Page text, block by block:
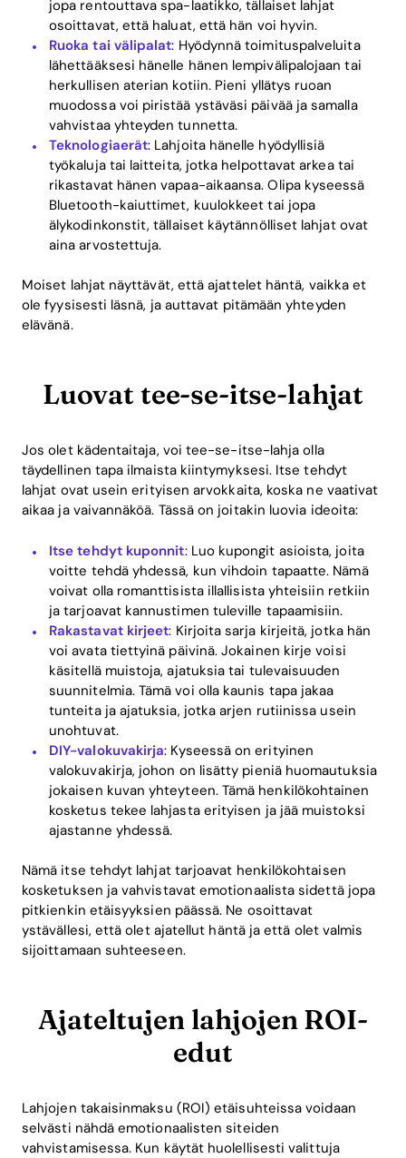
Home
jopa rentouttava spa-laatikko, tällaiset lahjat
osoittavat, että haluat, että hän voi hyvin.
Ruoka tai välipalat: Hyödynnä toimituspalveluita
lähettääksesi hänelle hänen lempivälipalojaan tai
herkullisen aterian kotiin. Pieni yllätys ruoan
muodossa voi piristää ystäväsi päivää ja samalla
vahvistaa yhteyden tunnetta.
Teknologiaerät: Lahjoita hänelle hyödyllisiä
työkaluja tai laitteita, jotka helpottavat arkea tai
rikastavat hänen vapaa-aikaansa. Olipa kyseessä
Bluetooth-kaiuttimet, kuulokkeet tai jopa
älykodinkonstit, tällaiset käytännölliset lahjat ovat
aina arvostettuja.
Moiset lahjat näyttävät, että ajattelet häntä, vaikka et
ole fyysisesti läsnä, ja auttavat pitämään yhteyden
elävänä.
Luovat tee-se-itse-lahjat
Jos olet kädentaitaja, voi tee-se-itse-lahja olla
täydellinen tapa ilmaista kiintymyksesi. Itse tehdyt
lahjat ovat usein erityisen arvokkaita, koska ne vaativat
aikaa ja vaivannäköä. Tässä on joitakin luovia ideoita:
Itse tehdyt kuponnit: Luo kupongit asioista, joita
voitte tehdä yhdessä, kun vihdoin tapaatte. Nämä
voivat olla romanttisista illallisista yhteisiin retkiin
ja tarjoavat kannustimen tuleville tapaamisiin.
Rakastavat kirjeet: Kirjoita sarja kirjeitä, jotka hän
voi avata tiettyinä päivinä. Jokainen kirje voisi
käsitellä muistoja, ajatuksia tai tulevaisuuden
suunnitelmia. Tämä voi olla kaunis tapa jakaa
tunteita ja ajatuksia, jotka arjen rutiinissa usein
unohtuvat.
DIY-valokuvakirja: Kyseessä on erityinen
valokuvakirja, johon on lisätty pieniä huomautuksia
jokaisen kuvan yhteyteen. Tämä henkilökohtainen
kosketus tekee lahjasta erityisen ja jää muistoksi
ajastanne yhdessä.
Nämä itse tehdyt lahjat tarjoavat henkilökohtaisen
kosketuksen ja vahvistavat emotionaalista sidettä jopa
pitkienkin etäisyyksien päässä. Ne osoittavat
ystävällesi, että olet ajatellut häntä ja että olet valmis
sijoittamaan suhteeseen.
Ajateltujen lahjojen ROI-
edut
Lahjojen takaisinmaksu (ROI) etäisuhteissa voidaan
selvästi nähdä emotionaalisten siteiden
vahvistamisessa. Kun käytät huolellisesti valittuja